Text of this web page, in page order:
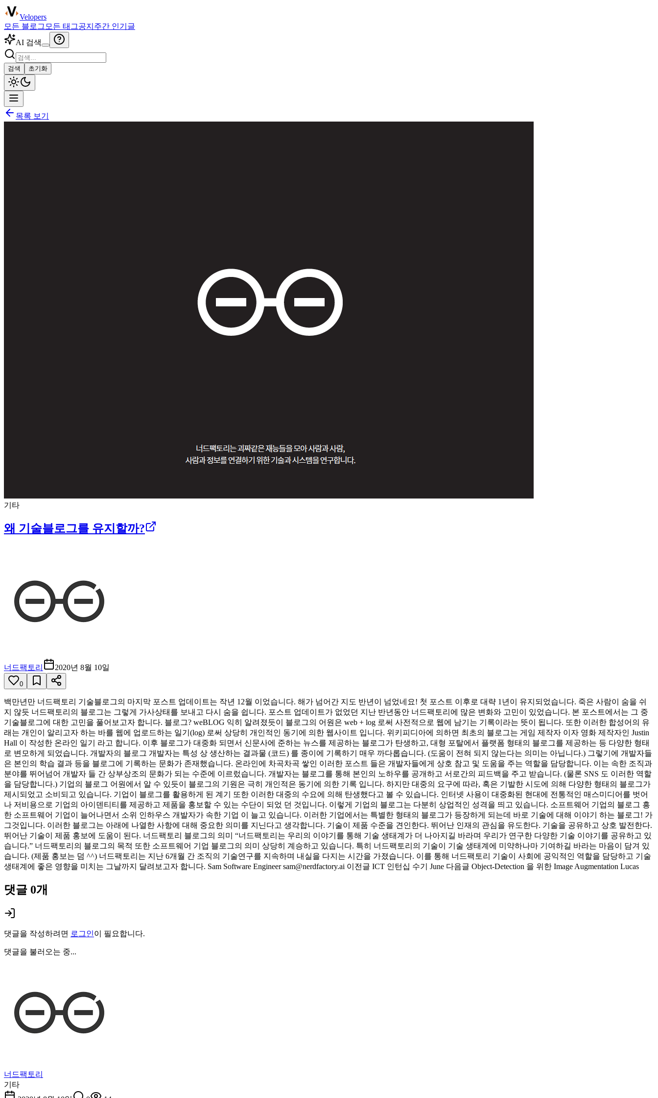
Velopers
모든 블로그 모든 태그공지 주간 인기글
AI 검색
검색 초기화
목록 보기
기타
왜 기술블로그를 유지할까?
너드팩토리 2020년 8월 10일
0
백만년만 너드팩토리 기술블로그의 마지막 포스트 업데이트는 작년 12월 이었습니다. 해가 넘어간 지도 반년이 넘었네요! 첫 포스트 이후로 대략 1년이 유지되었습니다. 죽은 사람이 숨을 쉬
지 않듯 너드팩토리의 블로그는 그렇게 가사상태를 보내고 다시 숨을 쉽니다. 포스트 업데이트가 없었던 지난 반년동안 너드팩토리에 많은 변화와 고민이 있었습니다. 본 포스트에서는 그 중
기술블로그에 대한 고민을 풀어보고자 합니다. 블로그? weBLOG 익히 알려졌듯이 블로그의 어원은 web + log 로써 사전적으로 웹에 남기는 기록이라는 뜻이 됩니다. 또한 이러한 합성어의 유
래는 개인이 알리고자 하는 바를 웹에 업로드하는 일기(log) 로써 상당히 개인적인 동기에 의한 웹사이트 입니다. 위키피디아에 의하면 최초의 블로그는 게임 제작자 이자 영화 제작자인 Justin
Hall 이 작성한 온라인 일기 라고 합니다. 이후 블로그가 대중화 되면서 신문사에 준하는 뉴스를 제공하는 블로그가 탄생하고, 대형 포탈에서 플랫폼 형태의 블로그를 제공하는 등 다양한 형태
로 변모하게 되었습니다. 개발자의 블로그 개발자는 특성 상 생산하는 결과물 (코드) 를 종이에 기록하기 매우 까다롭습니다. (도움이 전혀 되지 않는다는 의미는 아닙니다.) 그렇기에 개발자들
은 본인의 학습 결과 등을 블로그에 기록하는 문화가 존재했습니다. 온라인에 차곡차곡 쌓인 이러한 포스트 들은 개발자들에게 상호 참고 및 도움을 주는 역할을 담당합니다. 이는 속한 조직과
분야를 뛰어넘어 개발자 들 간 상부상조의 문화가 되는 수준에 이르렀습니다. 개발자는 블로그를 통해 본인의 노하우를 공개하고 서로간의 피드백을 주고 받습니다. (물론 SNS 도 이러한 역할
을 담당합니다.) 기업의 블로그 어원에서 알 수 있듯이 블로그의 기원은 극히 개인적은 동기에 의한 기록 입니다. 하지만 대중의 요구에 따라, 혹은 기발한 시도에 의해 다양한 형태의 블로그가
제시되었고 소비되고 있습니다. 기업이 블로그를 활용하게 된 계기 또한 이러한 대중의 수요에 의해 탄생했다고 볼 수 있습니다. 인터넷 사용이 대중화된 현대에 전통적인 매스미디어를 벗어
나 저비용으로 기업의 아이덴티티를 제공하고 제품을 홍보할 수 있는 수단이 되었 던 것입니다. 이렇게 기업의 블로그는 다분히 상업적인 성격을 띄고 있습니다. 소프트웨어 기업의 블로그 흥
한 소프트웨어 기업이 늘어나면서 소위 인하우스 개발자가 속한 기업 이 늘고 있습니다. 이러한 기업에서는 특별한 형태의 블로그가 등장하게 되는데 바로 기술에 대해 이야기 하는 블로그! 가
그것입니다. 이러한 블로그는 아래에 나열한 사항에 대해 중요한 의미를 지닌다고 생각합니다. 기술이 제품 수준을 견인한다. 뛰어난 인재의 관심을 유도한다. 기술을 공유하고 상호 발전한다.
뛰어난 기술이 제품 홍보에 도움이 된다. 너드팩토리 블로그의 의미 “너드팩토리는 우리의 이야기를 통해 기술 생태계가 더 나아지길 바라며 우리가 연구한 다양한 기술 이야기를 공유하고 있
습니다.” 너드팩토리의 블로그의 목적 또한 소프트웨어 기업 블로그의 의미 상당히 계승하고 있습니다. 특히 너드팩토리의 기술이 기술 생태계에 미약하나마 기여하길 바라는 마음이 담겨 있
습니다. (제품 홍보는 덤 ^^) 너드팩토리는 지난 6개월 간 조직의 기술연구를 지속하며 내실을 다지는 시간을 가졌습니다. 이를 통해 너드팩토리 기술이 사회에 공익적인 역할을 담당하고 기술
생태계에 좋은 영향을 미치는 그날까지 달려보고자 합니다. Sam Software Engineer sam@nerdfactory.ai 이전글 ICT 인턴십 수기 June 다음글 Object-Detection 을 위한 Image Augmentation Lucas
댓글 0개
댓글을 작성하려면 로그인이 필요합니다.
댓글을 불러오는 중...
너드팩토리
기타